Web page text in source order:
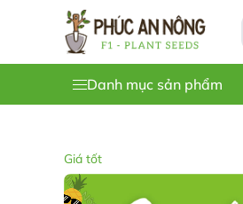
Danh mục sản phẩm
Giá tốt